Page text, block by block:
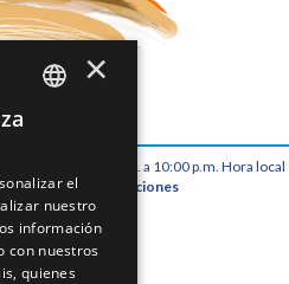
de 7:00 a.m. a 10:00 p.m. Hora local
Términos y condiciones
Fury Catamarans
EN
×
el
nuestro
información
con nuestros
quienes